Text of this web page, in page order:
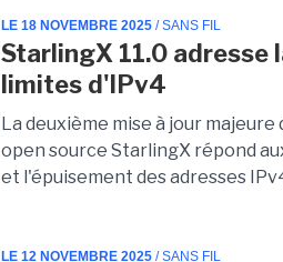
LE 18 NOVEMBRE 2025 / SANS FIL
StarlingX 11.0 adresse
limites d'IPv4
La deuxième mise à jour
open source StarlingX répond
et l'épuisement des adresses
LE 12 NOVEMBRE 2025 / SANS FIL